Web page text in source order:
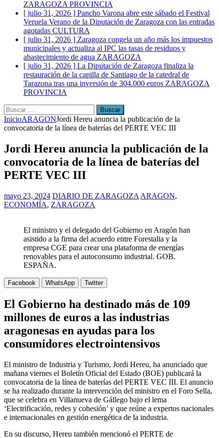
ZARAGOZA PROVINCIA
[ julio 31, 2026 ] Pancho Varona abre este sábado el Festival
Veruela Verano de la Diputación de Zaragoza con las entradas
agotadas CULTURA
[ julio 31, 2026 ] Zaragoza congela un año más los impuestos
municipales y actualiza al IPC las tasas de residuos y
abastecimiento de agua ZARAGOZA
[ julio 31, 2026 ] La Diputación de Zaragoza finaliza la
restauración de la capilla de Santiago de la catedral de
Tarazona tras una inversión de 304.000 euros ZARAGOZA
PROVINCIA
Buscar:
InicioARAGONJordi Hereu anuncia la publicación de la
convocatoria de la línea de baterías del PERTE VEC III
Jordi Hereu anuncia la publicación de la
convocatoria de la línea de baterías del
PERTE VEC III
mayo 23, 2024 DIARIO DE ZARAGOZA ARAGON,
ECONOMÍA, ZARAGOZA
El ministro y el delegado del Gobierno en Aragón han
asistido a la firma del acuerdo entre Forestalia y la
empresa CGE para crear una plataforma de energías
renovables para el autoconsumo industrial. GOB.
ESPAÑA.
Facebook WhatsApp Twitter
El Gobierno ha destinado más de 109
millones de euros a las industrias
aragonesas en ayudas para los
consumidores electrointensivos
El ministro de Industria y Turismo, Jordi Hereu, ha anunciado que
mañana viernes el Boletín Oficial del Estado (BOE) publicará la
convocatoria de la línea de baterías del PERTE VEC III. El anuncio
se ha realizado durante la intervención del ministro en el Foro Sella,
que se celebra en Villanueva de Gállego bajo el lema
‘Electrificación, redes y cohesión’ y que reúne a expertos nacionales
e internacionales en gestión energética de la industria.
En su discurso, Hereu también mencionó el PERTE de